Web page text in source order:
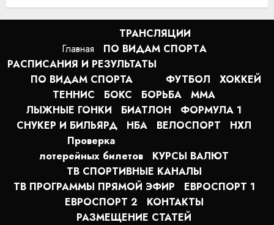
Главная
ТРАНСЛЯЦИИ
ПО ВИДАМ СПОРТA
РАСПИСАНИЯ И РЕЗУЛЬТАТЫ
ПО ВИДАМ СПОРТА
ФУТБОЛ
ХОККЕЙ
ТЕННИС
БОКС БОРЬБА
MMA
ЛЫЖНЫЕ ГОНКИ
БИАТЛОН
ФОРМУЛА 1
СНУКЕР И БИЛЬЯРД
НБА ВЕЛОСПОРТ
НХЛ
Проверка
лотерейных билетов
КУРСЫ ВАЛЮТ
ТВ СПОРТИВНЫЕ КАНАЛЫ
ТВ ПРОГРАММЫ ПРЯМОЙ ЭФИР
ЕВРОСПОРТ 1
ЕВРОСПОРТ 2
КОНТАКТЫ
РАЗМЕЩЕНИЕ СТАТЕЙ